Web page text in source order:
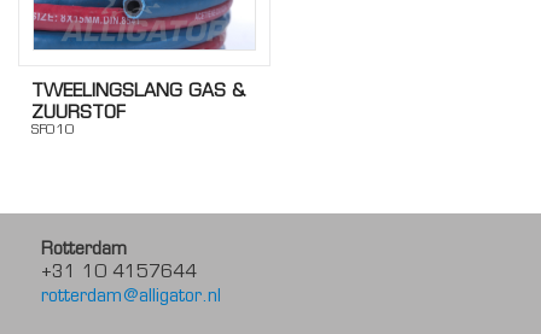
TWEELINGSLANG GAS &
ZUURSTOF
SF010
Rotterdam
+31 10 4157644
rotterdam@alligator.nl